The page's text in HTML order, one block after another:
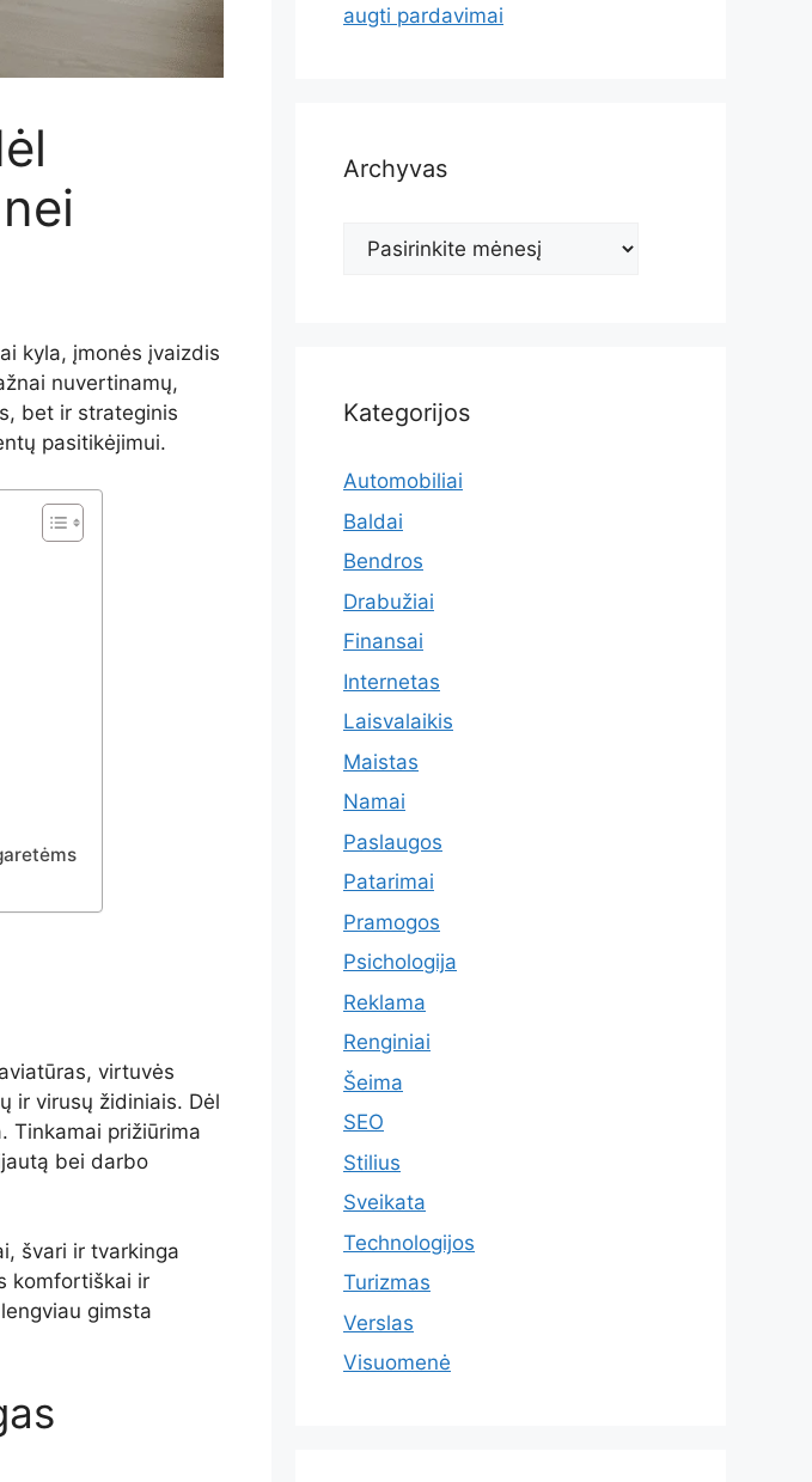
kyla, įmonės įvaizdis
nuvertinamų,
bet ir strateginis
pasitikėjimui.
virtuvės
ir virusų židiniais. Dėl
Tinkamai prižiūrima
bei darbo
švari ir tvarkinga
komfortiškai ir
lengviau gimsta
augti pardavimai
Archyvas
Archyvas
Kategorijos
Automobiliai
Baldai
Bendros
Drabužiai
Finansai
Internetas
Laisvalaikis
Maistas
Namai
Paslaugos
Patarimai
Pramogos
Psichologija
Reklama
Renginiai
Šeima
SEO
Stilius
Sveikata
Technologijos
Turizmas
Verslas
Visuomenė